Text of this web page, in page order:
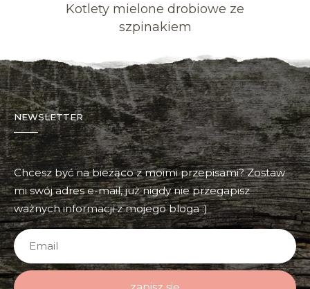
Kotlety mielone drobiowe ze
szpinakiem
NEWSLETTER
Chcesz być na bieżąco z moimi przepisami? Zostaw
mi swój adres e-mail, już nigdy nie przegapisz
ważnych informacji z mojego bloga :)